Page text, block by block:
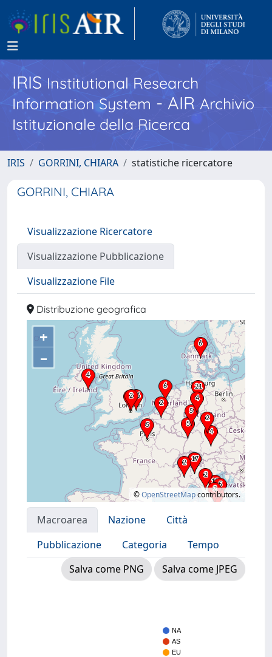
IRISInstitutional Research
Information System - AIR Archivio
Istituzionale della Ricerca
IRIS GORRINI, CHIARA statistiche ricercatore
GORRINI, CHIARA
Visualizzazione Ricercatore
Visualizzazione Pubblicazione
Visualizzazione File
Distribuzione geografica
+
–
©OpenStreetMapcontributors.
Macroarea Nazione
Città
Pubblicazione
Categoria
Tempo
Salva come PNG
Salva come JPEG
NA
AS
EU